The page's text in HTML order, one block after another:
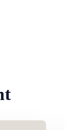
we sterk